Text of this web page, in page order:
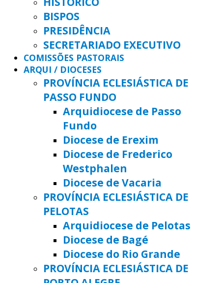
BISPOS
PRESIDÊNCIA
SECRETARIADO EXECUTIVO
COMISSÕES PASTORAIS
ARQUI / DIOCESES
PROVÍNCIA ECLESIÁSTICA DE
PASSO FUNDO
Arquidiocese de Passo
Fundo
Diocese de Erexim
Diocese de Frederico
Westphalen
Diocese de Vacaria
PROVÍNCIA ECLESIÁSTICA DE
PELOTAS
Arquidiocese de Pelotas
Diocese de Bagé
Diocese do Rio Grande
PROVÍNCIA ECLESIÁSTICA DE